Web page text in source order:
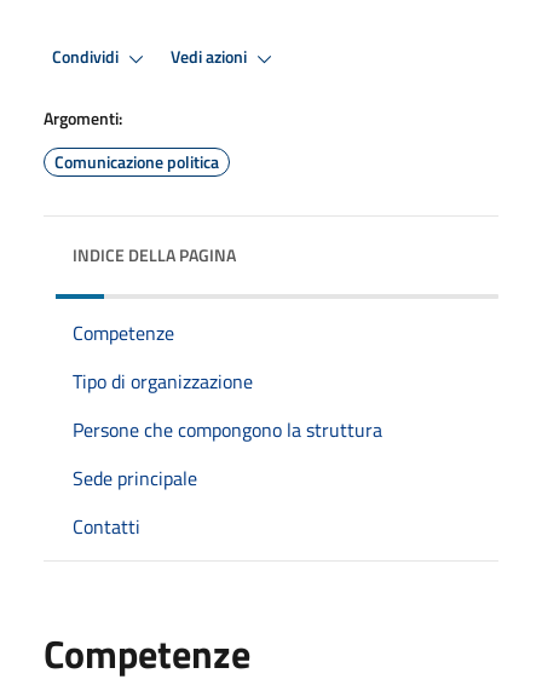
Condividi Vedi azioni
Argomenti:
Comunicazione politica
INDICE DELLA PAGINA
Competenze
Tipo di organizzazione
Persone che compongono la struttura
Sede principale
Contatti
Competenze